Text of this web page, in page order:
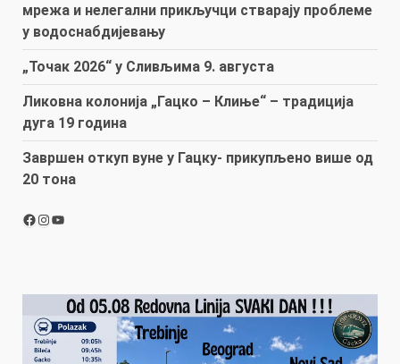
мрежа и нелегални прикључци стварају проблеме
у водоснабдијевању
„Точак 2026“ у Сливљима 9. августа
Ликовна колонија „Гацко – Клиње“ – традиција
дуга 19 година
Завршен откуп вуне у Гацку- прикупљено више од
20 тона
Facebook
Instagram
YouTube